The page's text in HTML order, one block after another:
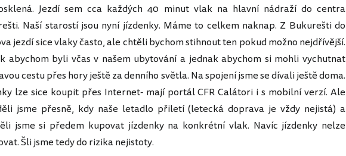
Jezdí sem cca každých 40 minut vlak na hlavní nádraží do centra
Naší starostí jsou nyní jízdenky. Máme to celkem naknap. Z Bukurešti do
jezdí sice vlaky často, ale chtěli bychom stihnout ten pokud možno nejdřívější.
abychom byli včas v našem ubytování a jednak abychom si mohli vychutnat
cestu přes hory ještě za denního světla. Na spojení jsme se dívali ještě doma.
lze sice koupit přes Internet- mají portál CFR Calátori i s mobilní verzí. Ale
jsme přesně, kdy naše letadlo přiletí (letecká doprava je vždy nejistá) a
jsme si předem kupovat jízdenky na konkrétní vlak. Navíc jízdenky nelze
Šli jsme tedy do rizika nejistoty.